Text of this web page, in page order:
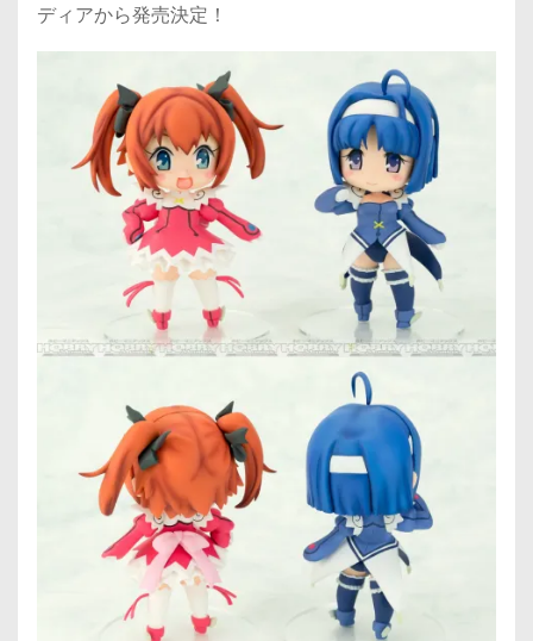
ディアから発売決定！